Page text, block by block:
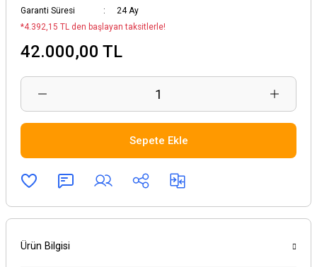
Garanti Süresi
24 Ay
*4.392,15 TL den başlayan taksitlerle!
42.000,00 TL
Sepete Ekle
Ürün Bilgisi